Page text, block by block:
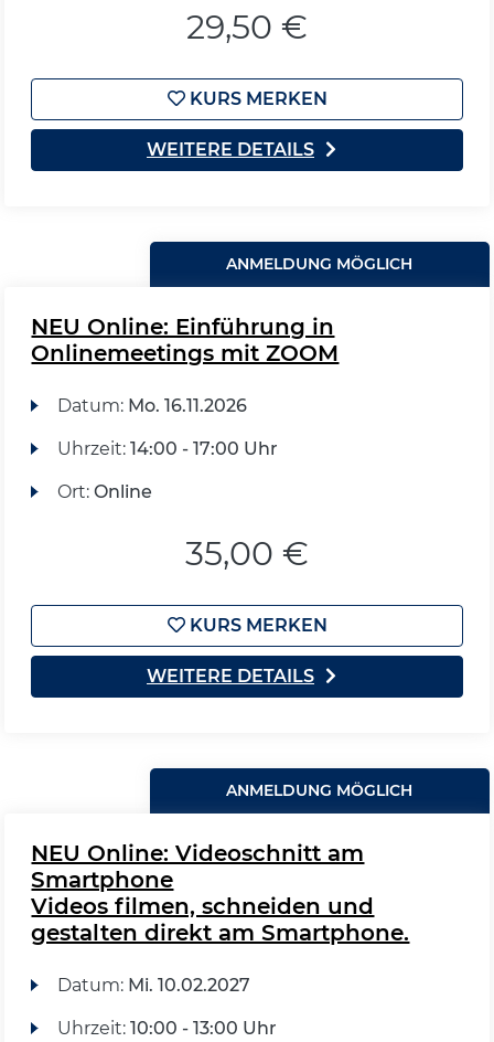
29,50 €
KURS MERKEN
WEITERE DETAILS
ANMELDUNG MÖGLICH
NEU Online: Einführung in
Onlinemeetings mit ZOOM
Datum: Mo. 16.11.2026
Uhrzeit: 14:00 - 17:00 Uhr
Ort: Online
35,00 €
KURS MERKEN
WEITERE DETAILS
ANMELDUNG MÖGLICH
NEU Online: Videoschnitt am
Smartphone
Videos filmen, schneiden und
gestalten direkt am Smartphone.
Datum: Mi. 10.02.2027
Uhrzeit: 10:00 - 13:00 Uhr